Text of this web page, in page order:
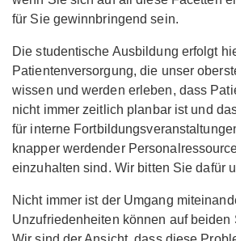
für Sie gewinnbringend sein.
Die studentische Ausbildung erfolgt
Patientenversorgung, die unser
wissen und werden erleben, dass
nicht immer zeitlich planbar ist und
für interne
knapper werdender
einzuhalten sind. Wir bitten Sie dafür
Nicht immer ist der Umgang
Unzufriedenheiten können auf beiden